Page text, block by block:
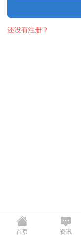
还没有注册？
首页 资讯